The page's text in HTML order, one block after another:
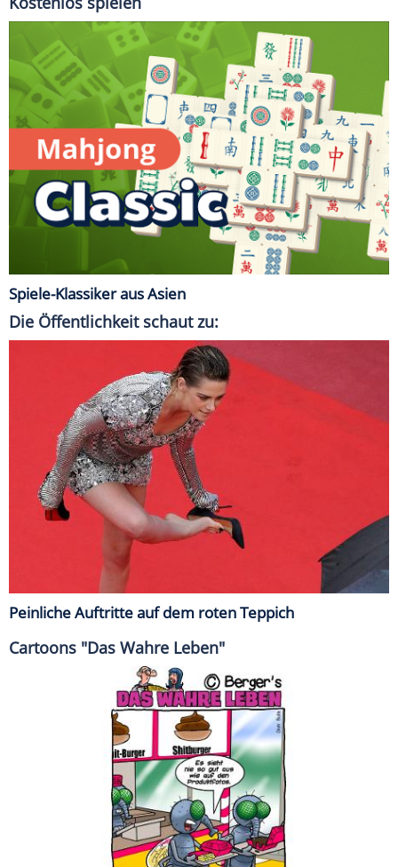
Spiele-Klassiker aus Asien
Die Öffentlichkeit schaut zu:
Peinliche Auftritte auf dem roten Teppich
Cartoons "Das Wahre Leben"